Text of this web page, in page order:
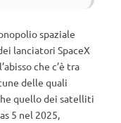
spaziale
lanciatori SpaceX
che c’è tra
delle quali
quello dei satelliti
5 nel 2025,